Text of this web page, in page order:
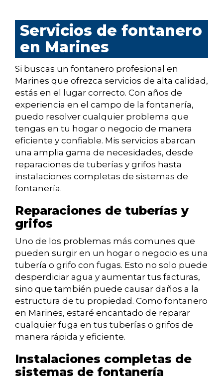
Servicios de fontanero
en Marines
Si buscas un fontanero profesional en
Marines que ofrezca servicios de alta calidad,
estás en el lugar correcto. Con años de
experiencia en el campo de la fontanería,
puedo resolver cualquier problema que
tengas en tu hogar o negocio de manera
eficiente y confiable. Mis servicios abarcan
una amplia gama de necesidades, desde
reparaciones de tuberías y grifos hasta
instalaciones completas de sistemas de
fontanería.
Reparaciones de tuberías y
grifos
Uno de los problemas más comunes que
pueden surgir en un hogar o negocio es una
tubería o grifo con fugas. Esto no solo puede
desperdiciar agua y aumentar tus facturas,
sino que también puede causar daños a la
estructura de tu propiedad. Como fontanero
en Marines, estaré encantado de reparar
cualquier fuga en tus tuberías o grifos de
manera rápida y eficiente.
Instalaciones completas de
sistemas de fontanería